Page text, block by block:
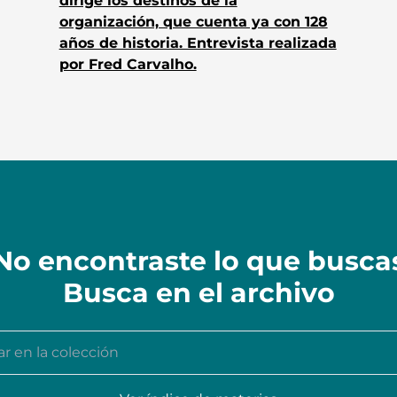
organización, que cuenta ya con 128
años de historia. Entrevista realizada
por Fred Carvalho.
encontraste lo que
Busca en el archivo
la colección